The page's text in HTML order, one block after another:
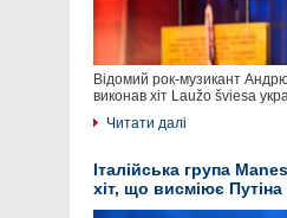
Відомий рок-музикант
виконав хіт Laužo šviesa
Читати далі
Італійська група
хіт, що висміює Путіна